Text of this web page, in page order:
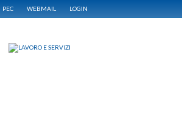
PEC WEBMAIL LOGIN